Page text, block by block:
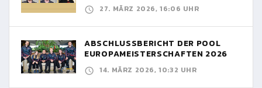
27. MÄRZ 2026, 16:06 UHR
ABSCHLUSSBERICHT DER POOL
EUROPAMEISTERSCHAFTEN 2026
14. MÄRZ 2026, 10:32 UHR